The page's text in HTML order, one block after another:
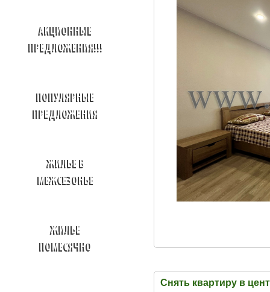
Снять квартиру в
АКЦИОННЫЕ
ПРЕДЛОЖЕНИЯ!!!
ПОПУЛЯРНЫЕ
ПРЕДЛОЖЕНИЯ
ЖИЛЬЕ В
МЕЖСЕЗОНЬЕ
ЖИЛЬЕ
ПОМЕСЯЧНО